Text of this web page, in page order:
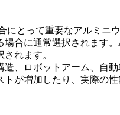
にとって重要なアルミ
合に通常選択されます
れます。
、ロボットアーム、自
が増加したり、実際の